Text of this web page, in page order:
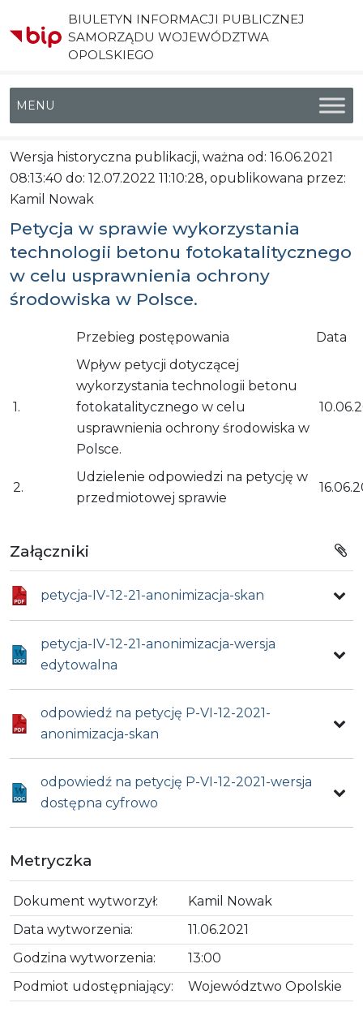
BIULETYN INFORMACJI PUBLICZNEJ
SAMORZĄDU WOJEWÓDZTWA
OPOLSKIEGO
Menu główne
Wersja historyczna publikacji, ważna od: 16.06.2021
08:13:40 do: 12.07.2022 11:10:28, opublikowana przez:
Kamil Nowak
Petycja w sprawie wykorzystania
technologii betonu fotokatalitycznego
w celu usprawnienia ochrony
środowiska w Polsce.
Przebieg postępowania Data
1.
Wpływ petycji dotyczącej
wykorzystania technologii betonu
fotokatalitycznego w celu
usprawnienia ochrony środowiska w
Polsce.
2.
Udzielenie odpowiedzi na petycję w
przedmiotowej sprawie
Załączniki
petycja-IV-12-21-anonimizacja-skan
petycja-IV-12-21-anonimizacja-wersja
edytowalna
odpowiedź na petycję P-VI-12-2021-
anonimizacja-skan
odpowiedź na petycję P-VI-12-2021-wersja
dostępna cyfrowo
Metryczka
Dokument wytworzył:
Kamil Nowak
Data wytworzenia:
11.06.2021
Godzina wytworzenia:
13:00
Podmiot udostępniający:
Województwo Opolskie